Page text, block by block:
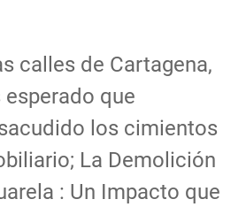
calles de Cartagena,
que
los cimientos
La Demolición
: Un Impacto que